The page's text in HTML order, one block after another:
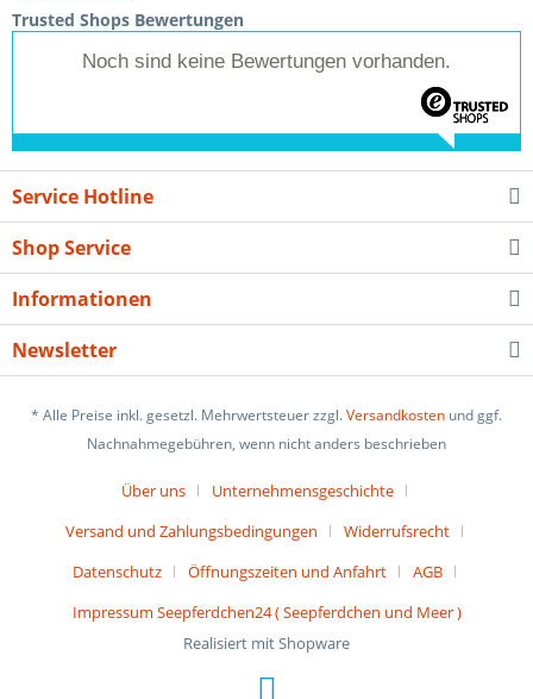
Trusted Shops Bewertungen
Noch sind keine Bewertungen vorhanden.
Service Hotline
Shop Service
Informationen
Newsletter
* Alle Preise inkl. gesetzl. Mehrwertsteuer zzgl.Versandkosten und ggf.
Nachnahmegebühren, wenn nicht anders beschrieben
Über uns
Unternehmensgeschichte
Versand und Zahlungsbedingungen
Widerrufsrecht
Datenschutz
Öffnungszeiten und Anfahrt
AGB
Impressum Seepferdchen24 ( Seepferdchen und Meer )
Realisiert mit Shopware